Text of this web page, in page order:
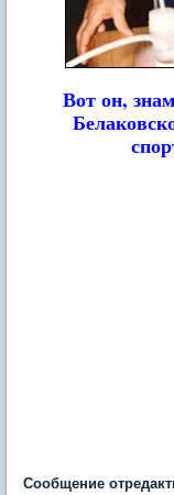
Вот он,
Сообщение